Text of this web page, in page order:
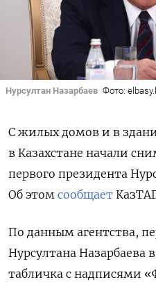
Нурсултан Назарбаев Фото:
С жилых домов и в
в Казахстане начали
первого президента
Об этом сообщает
По данным агентства,
Нурсултана Назарбаева
табличка с надписями